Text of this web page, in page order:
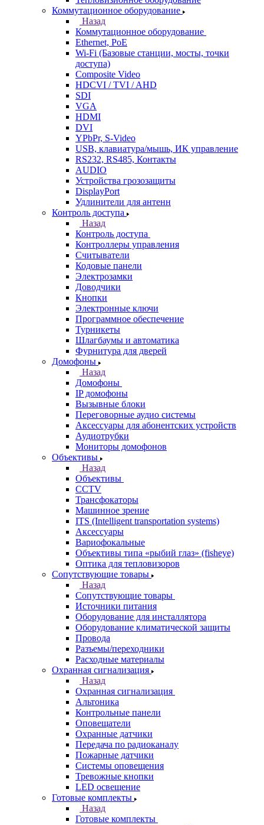
Коммутационное оборудование
Назад
Коммутационное оборудование
Ethernet, PoE
Wi-Fi (Базовые станции, мосты, точки
доступа)
Composite Video
HDCVI / TVI / AHD
SDI
VGA
HDMI
DVI
YPbPr, S-Video
USB, клавиатура/мышь, ИК управление
RS232, RS485, Контакты
AUDIO
Устройства грозозащиты
DisplayPort
Удлинители для антенн
Контроль доступа
Назад
Контроль доступа
Контроллеры управления
Считыватели
Кодовые панели
Электрозамки
Доводчики
Кнопки
Электронные ключи
Программное обеспечение
Турникеты
Шлагбаумы и автоматика
Фурнитура для дверей
Домофоны
Назад
Домофоны
IP домофоны
Вызывные блоки
Переговорные аудио системы
Аксессуары для абонентских устройств
Аудиотрубки
Мониторы домофонов
Объективы
Назад
Объективы
CCTV
Трансфокаторы
Машинное зрение
ITS (Intelligent transportation systems)
Аксессуары
Вариофокальные
Объективы типа «рыбий глаз» (fisheye)
Оптика для тепловизоров
Сопутствующие товары
Назад
Сопутствующие товары
Источники питания
Оборудование для инсталлятора
Оборудование климатической защиты
Провода
Разъемы/переходники
Расходные материалы
Охранная сигнализация
Назад
Охранная сигнализация
Альтоника
Контрольные панели
Оповещатели
Охранные датчики
Передача по радиоканалу
Пожарные датчики
Системы оповещения
Тревожные кнопки
LED освещение
Готовые комплекты
Назад
Готовые комплекты